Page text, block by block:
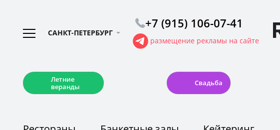
САНКТ-ПЕТЕРБУРГ
+7 (915) 106-07-41
размещение рекламы на сайте
Летние
веранды
Свадьба